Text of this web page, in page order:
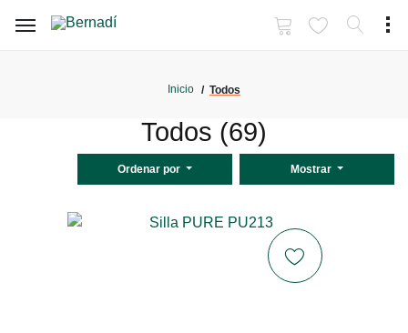
Inicio Todos
Todos (69)
Ordenar por Mostrar